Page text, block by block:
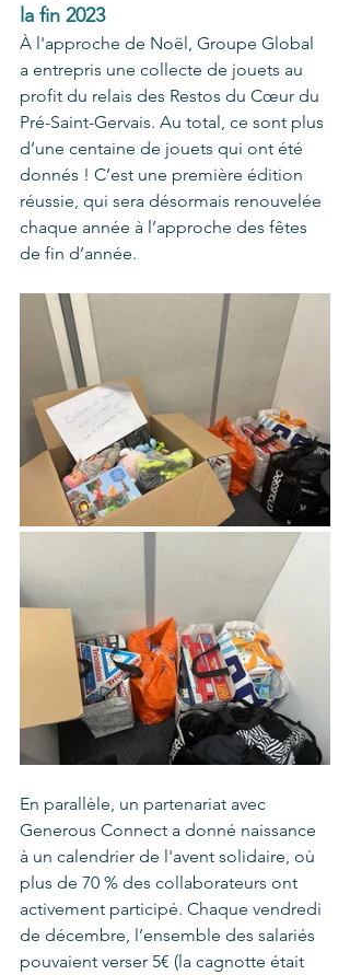
la fin 2023
À l'approche de Noël, Groupe Global
a entrepris une collecte de jouets au
profit du relais des Restos du Cœur du
Pré-Saint-Gervais. Au total, ce sont plus
d’une centaine de jouets qui ont été
donnés ! C’est une première édition
réussie, qui sera désormais renouvelée
chaque année à l’approche des fêtes
de fin d’année.
En parallèle, un partenariat avec
Generous Connect a donné naissance
à un calendrier de l'avent solidaire, où
plus de 70 % des collaborateurs ont
activement participé. Chaque vendredi
de décembre, l’ensemble des salariés
pouvaient verser 5€ (la cagnotte était